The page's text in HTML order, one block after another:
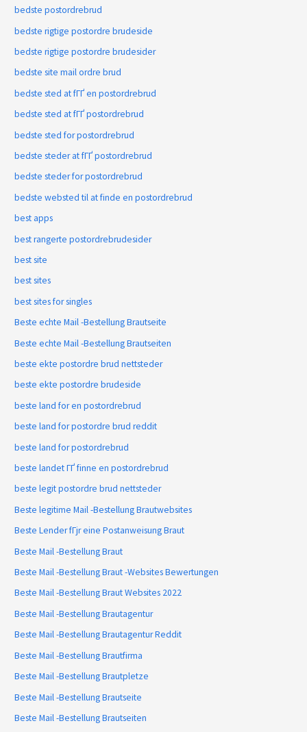
bedste postordrebrud
bedste rigtige postordre brudeside
bedste rigtige postordre brudesider
bedste site mail ordre brud
bedste sted at fГҐ en postordrebrud
bedste sted at fГҐ postordrebrud
bedste sted for postordrebrud
bedste steder at fГҐ postordrebrud
bedste steder for postordrebrud
bedste websted til at finde en postordrebrud
best apps
best rangerte postordrebrudesider
best site
best sites
best sites for singles
Beste echte Mail -Bestellung Brautseite
Beste echte Mail -Bestellung Brautseiten
beste ekte postordre brud nettsteder
beste ekte postordre brudeside
beste land for en postordrebrud
beste land for postordre brud reddit
beste land for postordrebrud
beste landet ГҐ finne en postordrebrud
beste legit postordre brud nettsteder
Beste legitime Mail -Bestellung Brautwebsites
Beste Lender fГјr eine Postanweisung Braut
Beste Mail -Bestellung Braut
Beste Mail -Bestellung Braut -Websites Bewertungen
Beste Mail -Bestellung Braut Websites 2022
Beste Mail -Bestellung Brautagentur
Beste Mail -Bestellung Brautagentur Reddit
Beste Mail -Bestellung Brautfirma
Beste Mail -Bestellung Brautpletze
Beste Mail -Bestellung Brautseite
Beste Mail -Bestellung Brautseiten